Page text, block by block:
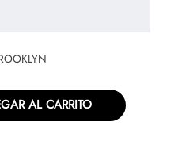
AL CARRITO